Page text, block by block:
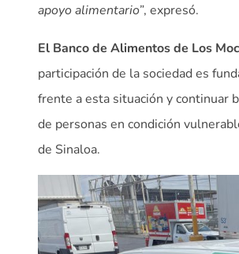
apoyo alimentario”, expresó.
El Banco de Alimentos de Los
participación de la sociedad es
frente a esta situación y continuar
de personas en condición
de Sinaloa.